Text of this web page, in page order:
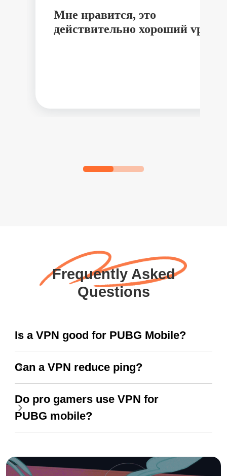
Мне нравится, это
действительно хороший vpn
Frequently Asked
Questions
Is a VPN good for PUBG Mobile?
Can a VPN reduce ping?
Do pro gamers use VPN for
PUBG mobile?